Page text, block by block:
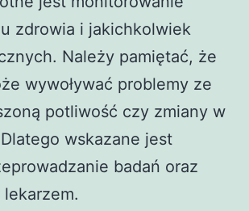
zdrowia i jakichkolwiek
Należy pamiętać, że
wywoływać problemy ze
potliwość czy zmiany w
wskazane jest
badań oraz